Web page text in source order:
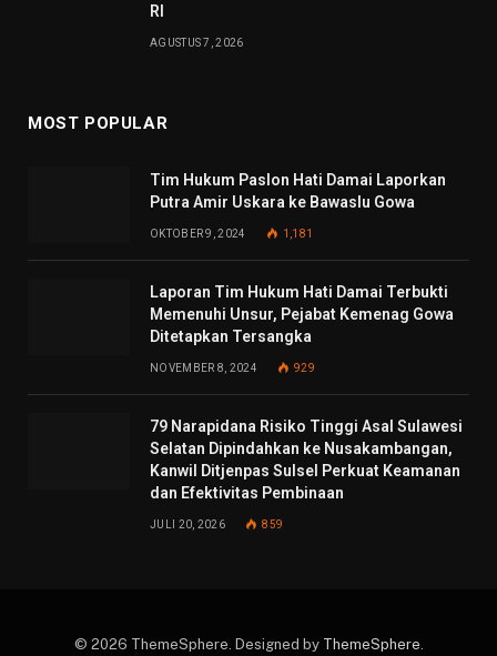
RI
AGUSTUS 7, 2026
MOST POPULAR
Tim Hukum Paslon Hati Damai Laporkan
Putra Amir Uskara ke Bawaslu Gowa
OKTOBER 9, 2024 1,181
Laporan Tim Hukum Hati Damai Terbukti
Memenuhi Unsur, Pejabat Kemenag Gowa
Ditetapkan Tersangka
NOVEMBER 8, 2024 929
79 Narapidana Risiko Tinggi Asal Sulawesi
Selatan Dipindahkan ke Nusakambangan,
Kanwil Ditjenpas Sulsel Perkuat Keamanan
dan Efektivitas Pembinaan
JULI 20, 2026 859
© 2026 ThemeSphere. Designed by ThemeSphere